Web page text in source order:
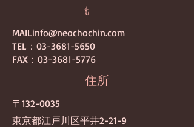
t
MAILinfo@neochochin.com
TEL：03-3681-5650
FAX：03-3681-5776
​住所
​〒132-0035
東京都江戸川区平井2-21-9